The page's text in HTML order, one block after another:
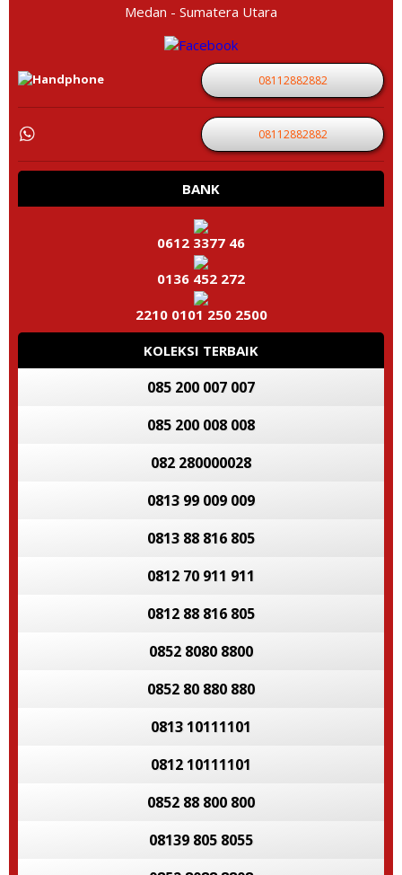
Medan - Sumatera Utara
08112882882
08112882882
BANK
0612 3377 46
0136 452 272
2210 0101 250 2500
KOLEKSI TERBAIK
085 200 007 007
085 200 008 008
082 280000028
0813 99 009 009
0813 88 816 805
0812 70 911 911
0812 88 816 805
0852 8080 8800
0852 80 880 880
0813 10111101
0812 10111101
0852 88 800 800
08139 805 8055